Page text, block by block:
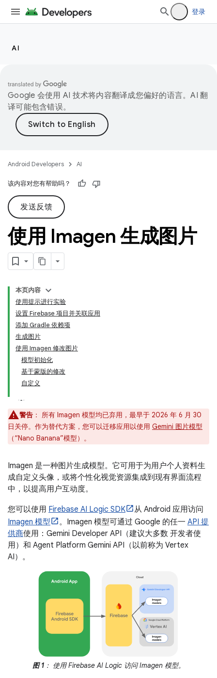
登录
AI
Google 会使用 AI 技术将内容翻译成您偏好的语言。AI 翻
译可能包含错误。
Android Developers AI
该内容对您有帮助吗？
发送反馈
使用 Imagen 生成图片
本页内容
使用提示进行实验
设置 Firebase 项目并关联应用
添加 Gradle 依赖项
生成图片
使用 Imagen 修改图片
模型初始化
基于蒙版的修改
自定义
警告 ：
所有 Imagen 模型均已弃用，最早于 2026 年 6 月 30
日关停。作为替代方案，您可以迁移应用以使用 Gemini 图片模型
（“Nano Banana”模型）。
Imagen 是一种图片生成模型。它可用于为用户个人资料生
成自定义头像，或将个性化视觉资源集成到现有界面流程
中，以提高用户互动度。
您可以使用 Firebase AI Logic SDK
从 Android 应用访问
Imagen 模型
。Imagen 模型可通过 Google 的任一 API 提
供商使用：Gemini Developer API（建议大多数 开发者使
用）和 Agent Platform Gemini API（以前称为 Vertex
AI）。
图 1： 使用 Firebase AI Logic 访问 Imagen 模型。